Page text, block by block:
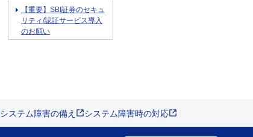
【重要】SBI証券のセキュ
リティ/認証サービス導入
のお願い
システム障害の備え システム障害時の対応